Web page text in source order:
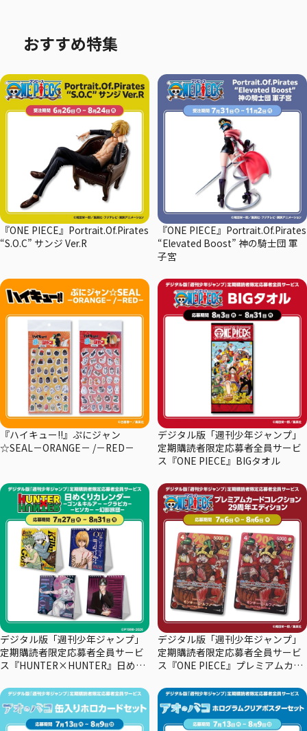
おすすめ特集
『ONE PIECE』Portrait.Of.Pirates
“S.O.C” サンジ Ver.R
『ONE PIECE』Portrait.Of.Pirates
“Elevated Boost” 神の騎士団 軍
子宮
『ハイキュー!!』ぷにジャン
☆SEAL－ORANGE－ /－RED－
デジタル版「週刊少年ジャンプ」
定期購読者限定応募者全員サービ
ス『ONE PIECE』BIGタオル
デジタル版「週刊少年ジャンプ」
定期購読者限定応募者全員サービ
ス『HUNTER×HUNTER』日めく
デジタル版「週刊少年ジャンプ」
定期購読者限定応募者全員サービ
ス『ONE PIECE』プレミアムカー
ン